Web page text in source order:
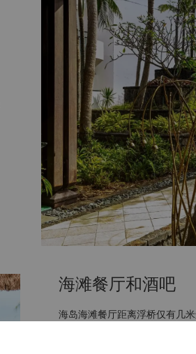
海滩餐厅和酒吧
海岛海滩餐厅距离浮桥仅有几
品尝美味的海鲜拼盘、桌边烹
姆酒，尽情体验海岛的克鲁索